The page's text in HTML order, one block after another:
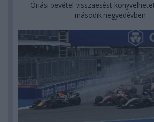
Óriási bevétel-visszaesést
második negyedévben